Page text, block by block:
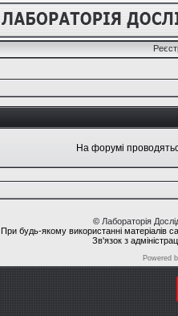
На форумі
© Лабораторія
При будь-якому використанні матеріалів
Зв'язок з
Powered